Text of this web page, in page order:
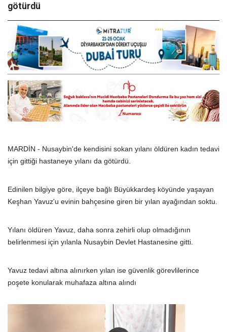
götürdü
MARDİN - Nusaybin'de kendisini sokan yılanı öldüren kadın tedavi
için gittiği hastaneye yılanı da götürdü.
Edinilen bilgiye göre, ilçeye bağlı Büyükkardeş köyünde yaşayan
Keşhan Yavuz'u evinin bahçesine giren bir yılan ayağından soktu.
Yılanı öldüren Yavuz, daha sonra zehirli olup olmadığının
belirlenmesi için yılanla Nusaybin Devlet Hastanesine gitti.
Yavuz tedavi altına alınırken yılan ise güvenlik görevlilerince
poşete konularak muhafaza altına alındı